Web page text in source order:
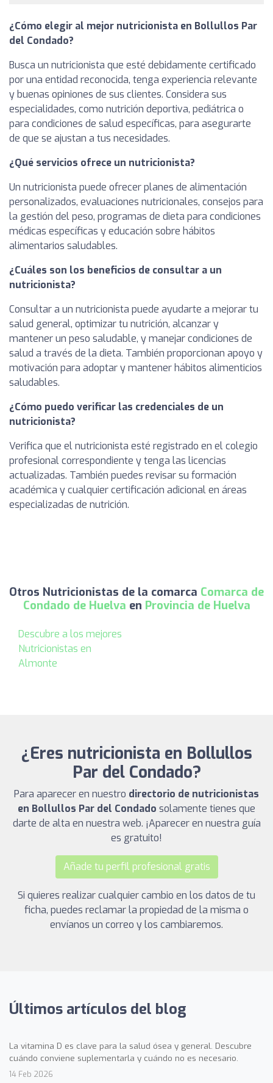
¿Cómo elegir al mejor nutricionista en Bollullos Par
del Condado?
Busca un nutricionista que esté debidamente certificado
por una entidad reconocida, tenga experiencia relevante
y buenas opiniones de sus clientes. Considera sus
especialidades, como nutrición deportiva, pediátrica o
para condiciones de salud específicas, para asegurarte
de que se ajustan a tus necesidades.
¿Qué servicios ofrece un nutricionista?
Un nutricionista puede ofrecer planes de alimentación
personalizados, evaluaciones nutricionales, consejos para
la gestión del peso, programas de dieta para condiciones
médicas específicas y educación sobre hábitos
alimentarios saludables.
¿Cuáles son los beneficios de consultar a un
nutricionista?
Consultar a un nutricionista puede ayudarte a mejorar tu
salud general, optimizar tu nutrición, alcanzar y
mantener un peso saludable, y manejar condiciones de
salud a través de la dieta. También proporcionan apoyo y
motivación para adoptar y mantener hábitos alimenticios
saludables.
¿Cómo puedo verificar las credenciales de un
nutricionista?
Verifica que el nutricionista esté registrado en el colegio
profesional correspondiente y tenga las licencias
actualizadas. También puedes revisar su formación
académica y cualquier certificación adicional en áreas
especializadas de nutrición.
Otros Nutricionistas de la comarca Comarca de
Condado de Huelva en Provincia de Huelva
Descubre a los mejores
Nutricionistas en
Almonte
¿Eres nutricionista en Bollullos
Par del Condado?
Para aparecer en nuestro directorio de nutricionistas
en Bollullos Par del Condado solamente tienes que
darte de alta en nuestra web. ¡Aparecer en nuestra guía
es gratuito!
Añade tu perfil profesional gratis
Si quieres realizar cualquier cambio en los datos de tu
ficha, puedes reclamar la propiedad de la misma o
envíanos un correo y los cambiaremos.
Últimos artículos del blog
La vitamina D es clave para la salud ósea y general. Descubre
cuándo conviene suplementarla y cuándo no es necesario.
14 Feb 2026